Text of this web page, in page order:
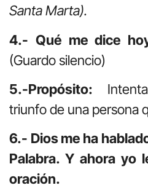
Santa Marta).
4.- Qué me dice
(Guardo silencio)
5.-Propósito:
triunfo de una persona
6.- Dios me ha
Palabra. Y ahora yo
oración.